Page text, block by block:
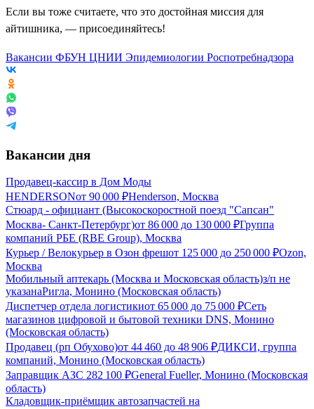
Если вы тоже считаете, что это достойная миссия для
айтишника, — присоединяйтесь!
Вакансии ФБУН ЦНИИ Эпидемиологии Роспотребнадзора
Вакансии дня
Продавец-кассир в Дом Моды
HENDERSONот 90 000 ₽Henderson, Москва
Стюард - официант (Высокоскоростной поезд "Сапсан"
Москва- Санкт-Петербург)от 86 000 до 130 000 ₽Группа
компаний РБЕ (RBE Group), Москва
Курьер / Велокурьер в Озон фрешот 125 000 до 250 000 ₽Ozon,
Москва
Мобильный аптекарь (Москва и Московская область)з/п не
указанаРигла, Монино (Московская область)
Диспетчер отдела логистикиот 65 000 до 75 000 ₽Сеть
магазинов цифровой и бытовой техники DNS, Монино
(Московская область)
Продавец (рп Обухово)от 44 460 до 48 906 ₽ДИКСИ, группа
компаний, Монино (Московская область)
Заправщик АЗС 282 100 ₽General Fueller, Монино (Московская
область)
Кладовщик-приёмщик автозапчастей на